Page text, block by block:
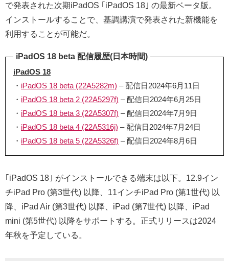
で発表された次期iPadOS ｢iPadOS 18｣ の最新ベータ版。
インストールすることで、基調講演で発表された新機能を
利用することが可能だ。
iPadOS 18 beta 配信履歴(日本時間)
iPadOS 18
・ iPadOS 18 beta (22A5282m) – 配信日2024年6月11日
・ iPadOS 18 beta 2 (22A5297f) – 配信日2024年6月25日
・ iPadOS 18 beta 3 (22A5307f) – 配信日2024年7月9日
・ iPadOS 18 beta 4 (22A5316j) – 配信日2024年7月24日
・ iPadOS 18 beta 5 (22A5326f) – 配信日2024年8月6日
｢iPadOS 18｣ がインストールできる端末は以下。12.9イン
チiPad Pro (第3世代) 以降、11インチiPad Pro (第1世代) 以
降、iPad Air (第3世代) 以降、iPad (第7世代) 以降、iPad
mini (第5世代) 以降をサポートする。正式リリースは2024
年秋を予定している。